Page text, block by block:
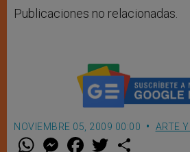
Publicaciones no relacionadas.
NOVIEMBRE 05, 2009 00:00 ARTE
W M F